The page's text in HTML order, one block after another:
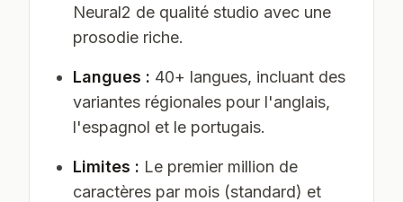
Neural2 de qualité studio avec une
prosodie riche.
Langues : 40+ langues, incluant des
variantes régionales pour l'anglais,
l'espagnol et le portugais.
Limites : Le premier million de
caractères par mois (standard) et